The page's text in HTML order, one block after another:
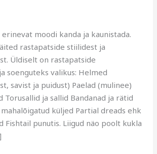
erinevat moodi kanda ja kaunistada.
rastapatside stiilidest ja
Üldiselt on rastapatside
soenguteks valikus: Helmed
savist ja puidust) Paelad (mulinee)
Torusallid ja sallid Bandanad ja rätid
küljed Partial dreads ehk
Fishtail punutis. Liigud näo poolt kukla